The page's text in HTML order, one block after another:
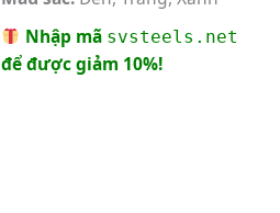
Nhập mã svsteels.net
để được giảm 10%!